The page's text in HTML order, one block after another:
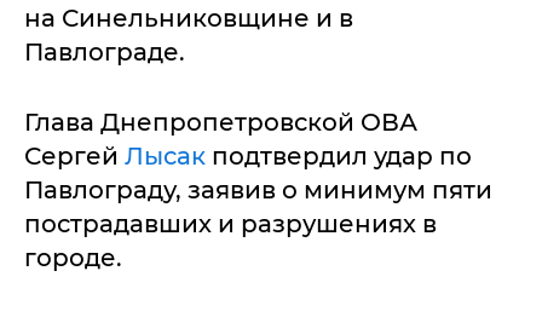
на Синельниковщине и в
Павлограде.
Глава Днепропетровской ОВА
Сергей Лысак подтвердил удар по
Павлограду, заявив о минимум пяти
пострадавших и разрушениях в
городе.